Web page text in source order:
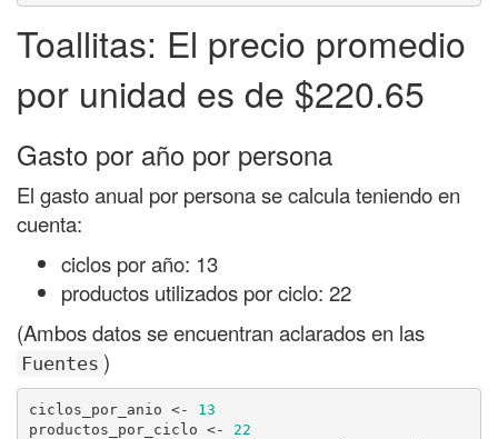
Toallitas: El precio promedio
por unidad es de $220.65
Gasto por año por persona
El gasto anual por persona se calcula teniendo en
cuenta:
ciclos por año: 13
productos utilizados por ciclo: 22
(Ambos datos se encuentran aclarados en las
Fuentes )
ciclos_por_anio <- 13
productos_por_ciclo <- 22